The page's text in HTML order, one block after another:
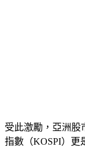
受此激勵，亞洲股